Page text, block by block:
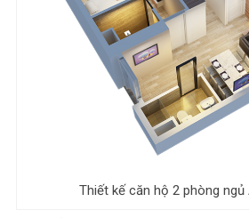
Thiết kế căn hộ 2 phòng ngủ